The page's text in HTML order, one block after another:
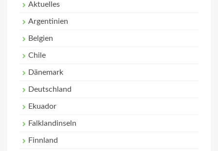
Aktuelles
Argentinien
Belgien
Chile
Dänemark
Deutschland
Ekuador
Falklandinseln
Finnland